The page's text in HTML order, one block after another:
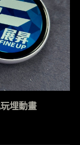
埋動畫